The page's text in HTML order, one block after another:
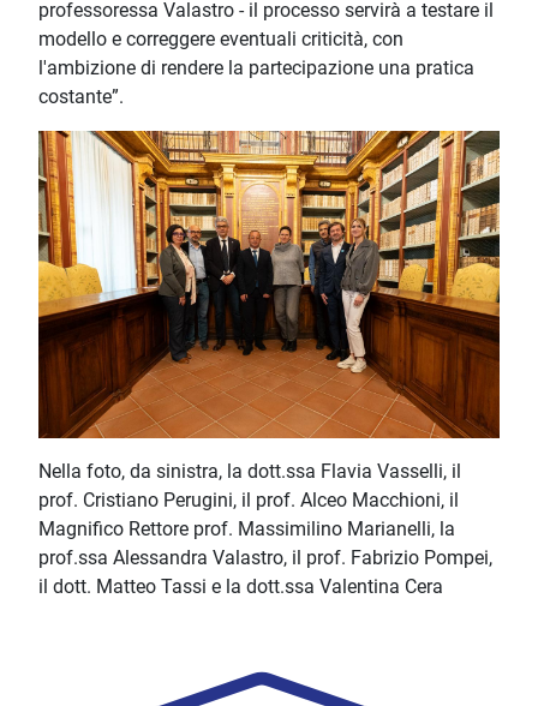
professoressa Valastro - il processo servirà a testare il
modello e correggere eventuali criticità, con
l'ambizione di rendere la partecipazione una pratica
costante”.
Nella foto, da sinistra, la dott.ssa Flavia Vasselli, il
prof. Cristiano Perugini, il prof. Alceo Macchioni, il
Magnifico Rettore prof. Massimilino Marianelli, la
prof.ssa Alessandra Valastro, il prof. Fabrizio Pompei,
il dott. Matteo Tassi e la dott.ssa Valentina Cera